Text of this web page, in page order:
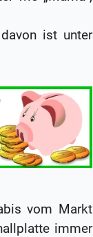
ist unter
vom Markt
immer